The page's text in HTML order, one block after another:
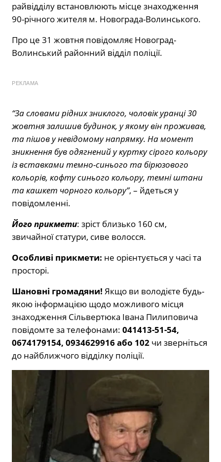
райвідділу встановлюють місце знаходження
90-річного жителя м. Новограда-Волинського.
Про це 31 жовтня повідомляє Новоград-
Волинський районний відділ поліції.
РЕКЛАМА
“За словами рідних зниклого, чоловік уранці 30
жовтня залишив будинок, у якому він проживав,
та пішов у невідомому напрямку. На момент
зникнення був одягнений у куртку сірого кольору
із вставками темно-синього та бірюзового
кольорів, кофту синього кольору, темні штани
та кашкет чорного кольору”, – йдеться у
повідомленні.
Його прикмети: зріст близько 160 см,
звичайної статури, сиве волосся.
Особливі прикмети: не орієнтується у часі та
просторі.
Шановні громадяни! Якщо ви володієте будь-
якою інформацією щодо можливого місця
знаходження Сільвертюка Івана Пилиповича
повідомте за телефонами: 041413-51-54,
0674179154, 0934629916 або 102 чи зверніться
до найближчого відділку поліції.